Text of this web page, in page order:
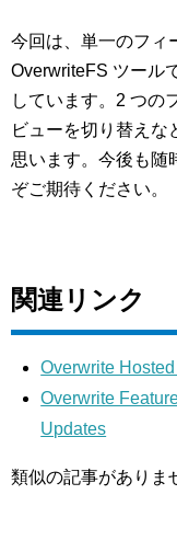
今回は、単一のフィ
OverwriteFS ツール
しています。2 つの
ビューを切り替えな
思います。今後も随
ぞご期待ください。
関連リンク
Overwrite
Overwrite
Updates
類似の記事がありま